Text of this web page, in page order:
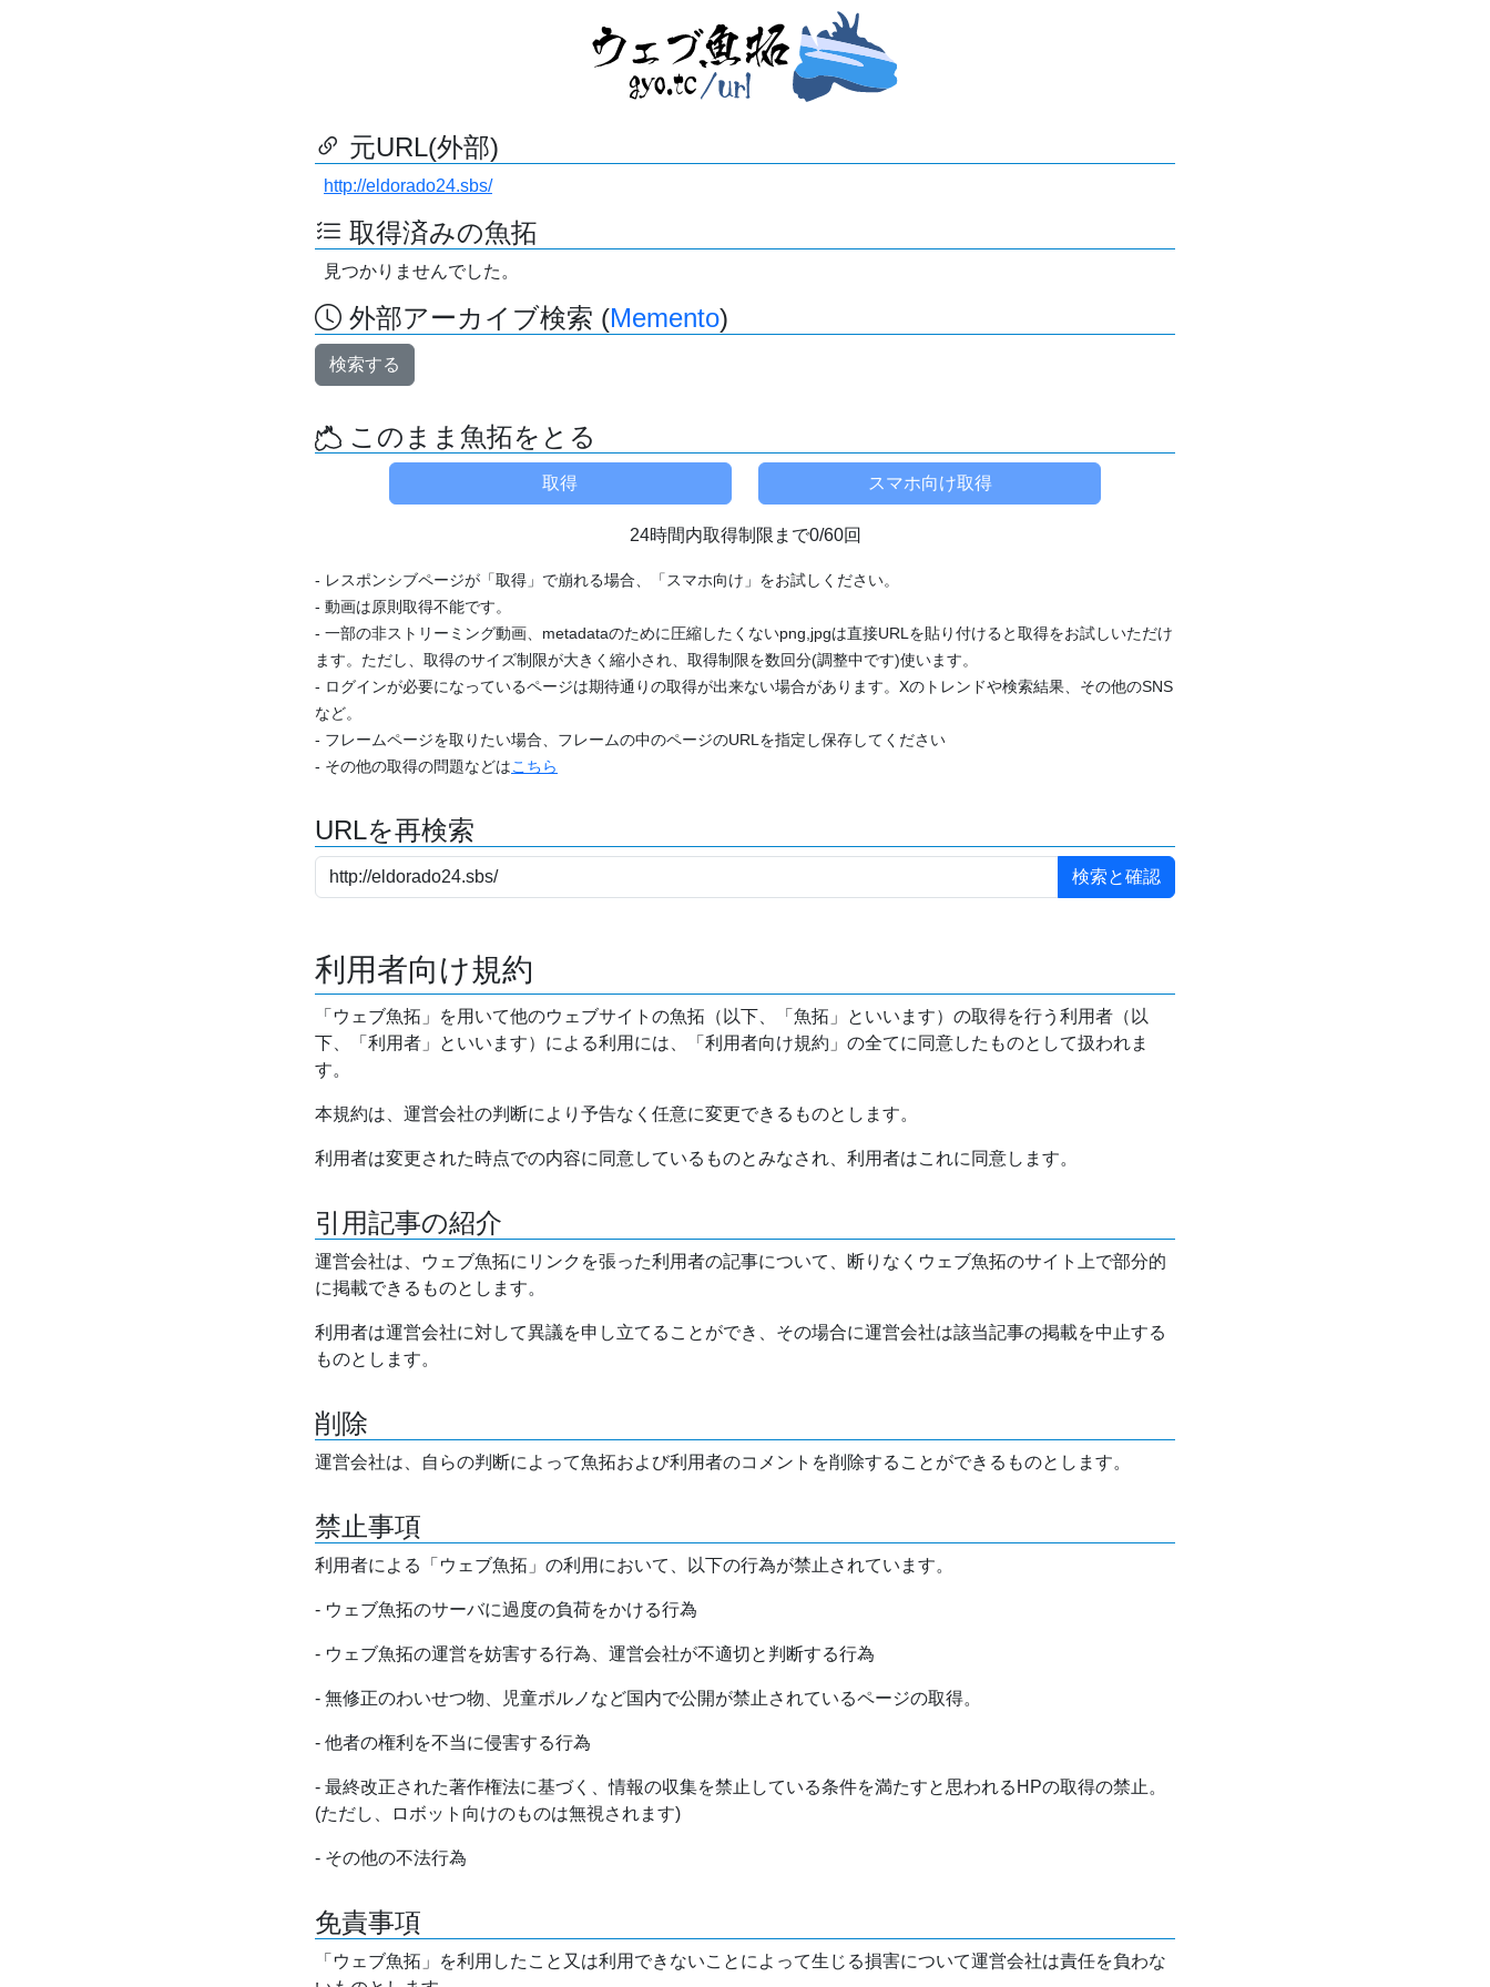
元URL(外部)
http://eldorado24.sbs/
取得済みの魚拓
見つかりませんでした。
外部アーカイブ検索 (Memento)
検索する
このまま魚拓をとる
24時間内取得制限まで0/60回
- レスポンシブページが「取得」で崩れる場合、「スマホ向け」をお試しください。
- 動画は原則取得不能です。
- 一部の非ストリーミング動画、metadataのために圧縮したくないpng,jpgは直接URLを貼り付けると取得をお試しいただけ
ます。ただし、取得のサイズ制限が大きく縮小され、取得制限を数回分(調整中です)使います。
- ログインが必要になっているページは期待通りの取得が出来ない場合があります。Xのトレンドや検索結果、その他のSNS
など。
- フレームページを取りたい場合、フレームの中のページのURLを指定し保存してください
- その他の取得の問題などはこちら
URLを再検索
利用者向け規約
「ウェブ魚拓」を用いて他のウェブサイトの魚拓（以下、「魚拓」といいます）の取得を行う利用者（以
下、「利用者」といいます）による利用には、「利用者向け規約」の全てに同意したものとして扱われま
す。
本規約は、運営会社の判断により予告なく任意に変更できるものとします。
利用者は変更された時点での内容に同意しているものとみなされ、利用者はこれに同意します。
引用記事の紹介
運営会社は、ウェブ魚拓にリンクを張った利用者の記事について、断りなくウェブ魚拓のサイト上で部分的
に掲載できるものとします。
利用者は運営会社に対して異議を申し立てることができ、その場合に運営会社は該当記事の掲載を中止する
ものとします。
削除
運営会社は、自らの判断によって魚拓および利用者のコメントを削除することができるものとします。
禁止事項
利用者による「ウェブ魚拓」の利用において、以下の行為が禁止されています。
- ウェブ魚拓のサーバに過度の負荷をかける行為
- ウェブ魚拓の運営を妨害する行為、運営会社が不適切と判断する行為
- 無修正のわいせつ物、児童ポルノなど国内で公開が禁止されているページの取得。
- 他者の権利を不当に侵害する行為
- 最終改正された著作権法に基づく、情報の収集を禁止している条件を満たすと思われるHPの取得の禁止。
(ただし、ロボット向けのものは無視されます)
- その他の不法行為
免責事項
「ウェブ魚拓」を利用したこと又は利用できないことによって生じる損害について運営会社は責任を負わな